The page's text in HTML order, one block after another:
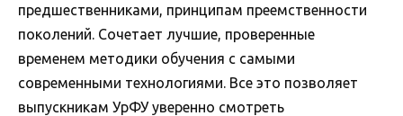
предшественниками, принципам преемственности
поколений. Сочетает лучшие, проверенные
временем методики обучения с самыми
современными технологиями. Все это позволяет
выпускникам УрФУ уверенно смотреть